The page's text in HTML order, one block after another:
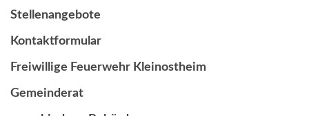
Stellenangebote
Kontaktformular
Freiwillige Feuerwehr Kleinostheim
Gemeinderat